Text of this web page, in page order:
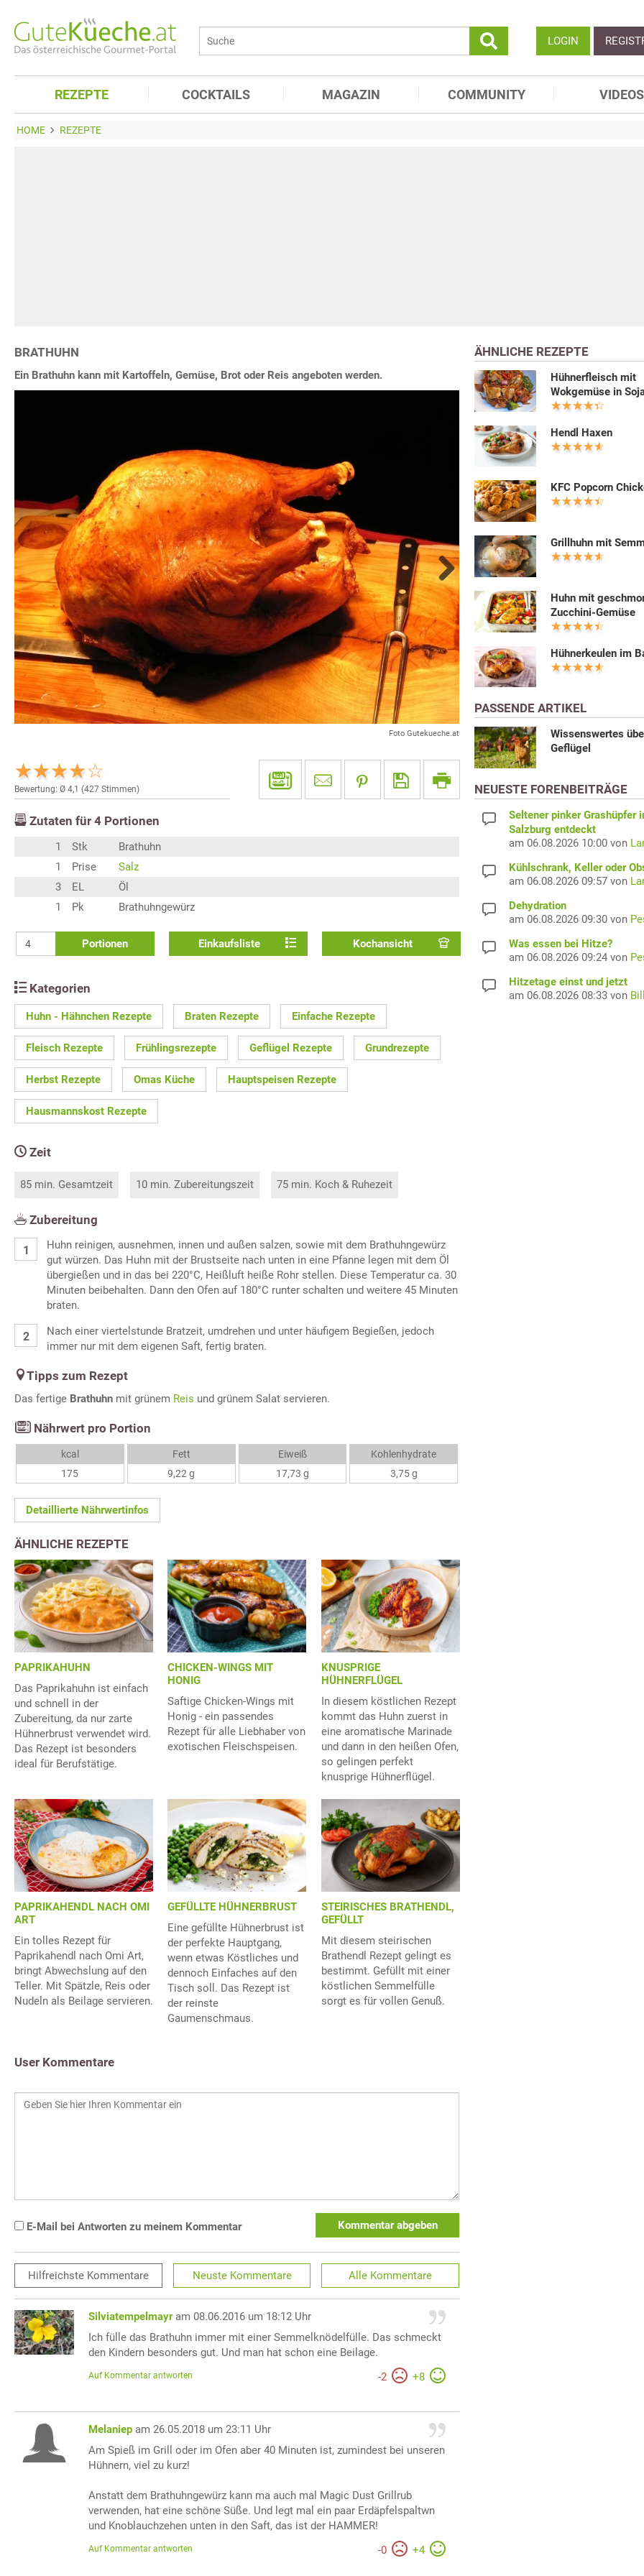
LOGIN
REZEPTE COCKTAILS MAGAZIN COMMUNITY VIDEOS
HOME REZEPTE
BRATHUHN
Ein Brathuhn kann mit Kartoffeln, Gemüse, Brot oder Reis angeboten werden.
Foto Gutekueche.at
Next
Bewertung: Ø 4,1 (427 Stimmen)
Zutaten für 4 Portionen
1 Stk
Brathuhn
1
Prise
Salz
3
EL
Öl
1
Pk Brathuhngewürz
Portionen Einkaufsliste Kochansicht
Kategorien
Huhn - Hähnchen Rezepte Braten Rezepte Einfache Rezepte
Fleisch Rezepte Frühlingsrezepte Geflügel Rezepte Grundrezepte
Herbst Rezepte Omas Küche Hauptspeisen Rezepte
Hausmannskost Rezepte
Zeit
85 min. Gesamtzeit 10 min. Zubereitungszeit 75 min. Koch & Ruhezeit
Zubereitung
Huhn reinigen, ausnehmen, innen und außen salzen, sowie mit dem Brathuhngewürz
gut würzen. Das Huhn mit der Brustseite nach unten in eine Pfanne legen mit dem Öl
übergießen und in das bei 220°C, Heißluft heiße Rohr stellen. Diese Temperatur ca. 30
Minuten beibehalten. Dann den Ofen auf 180°C runter schalten und weitere 45 Minuten
braten.
Nach einer viertelstunde Bratzeit, umdrehen und unter häufigem Begießen, jedoch
immer nur mit dem eigenen Saft, fertig braten.
Tipps zum Rezept
Das fertige Brathuhn mit grünem Reis und grünem Salat servieren.
Nährwert pro Portion
kcal
175
Fett
9,22 g
Eiweiß
17,73 g
Kohlenhydrate
3,75 g
Detaillierte Nährwertinfos
ÄHNLICHE REZEPTE
PAPRIKAHUHN
Das Paprikahuhn ist einfach
und schnell in der
Zubereitung, da nur zarte
Hühnerbrust verwendet wird.
Das Rezept ist besonders
ideal für Berufstätige.
CHICKEN-WINGS MIT
HONIG
Saftige Chicken-Wings mit
Honig - ein passendes
Rezept für alle Liebhaber von
exotischen Fleischspeisen.
KNUSPRIGE
HÜHNERFLÜGEL
In diesem köstlichen Rezept
kommt das Huhn zuerst in
eine aromatische Marinade
und dann in den heißen Ofen,
so gelingen perfekt
knusprige Hühnerflügel.
PAPRIKAHENDL NACH OMI
ART
Ein tolles Rezept für
Paprikahendl nach Omi Art,
bringt Abwechslung auf den
Teller. Mit Spätzle, Reis oder
Nudeln als Beilage servieren.
GEFÜLLTE HÜHNERBRUST
Eine gefüllte Hühnerbrust ist
der perfekte Hauptgang,
wenn etwas Köstliches und
dennoch Einfaches auf den
Tisch soll. Das Rezept ist
der reinste
Gaumenschmaus.
STEIRISCHES BRATHENDL,
GEFÜLLT
Mit diesem steirischen
Brathendl Rezept gelingt es
bestimmt. Gefüllt mit einer
köstlichen Semmelfülle
sorgt es für vollen Genuß.
User Kommentare
E-Mail bei Antworten zu meinem Kommentar Kommentar abgeben
Hilfreichste Kommentare Neuste Kommentare Alle Kommentare
Silviatempelmayr am 08.06.2016 um 18:12 Uhr
Ich fülle das Brathuhn immer mit einer Semmelknödelfülle. Das schmeckt
den Kindern besonders gut. Und man hat schon eine Beilage.
-2 +8
Auf Kommentar antworten
Melaniep am 26.05.2018 um 23:11 Uhr
Am Spieß im Grill oder im Ofen aber 40 Minuten ist, zumindest bei unseren
Hühnern, viel zu kurz!
Anstatt dem Brathuhngewürz kann ma auch mal Magic Dust Grillrub
verwenden, hat eine schöne Süße. Und legt mal ein paar Erdäpfelspaltwn
und Knoblauchzehen unten in den Saft, das ist der HAMMER!
-0 +4
Auf Kommentar antworten
ÄHNLICHE REZEPTE
Hühnerfleisch mit
Wokgemüse in
Hendl Haxen
KFC Popcorn
Grillhuhn mit
Huhn mit
Zucchini-Gemüse
Hühnerkeulen im
PASSENDE ARTIKEL
Wissenswertes
Geflügel
NEUESTE FORENBEITRÄGE
Seltener pinker Grashüpfer
Salzburg entdeckt
am 06.08.2026 10:00 von
Kühlschrank, Keller oder
am 06.08.2026 09:57 von
Dehydration
am 06.08.2026 09:30 von
Was essen bei Hitze?
am 06.08.2026 09:24 von
Hitzetage einst und jetzt
am 06.08.2026 08:33 von